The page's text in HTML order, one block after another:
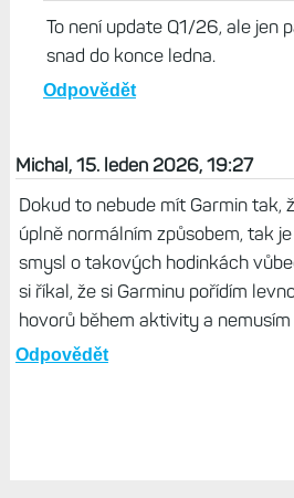
To není update Q1/26, ale jen
snad do konce ledna.
Odpovědět
Michal, 15. leden 2026, 19:27
Dokud to nebude mít Garmin tak,
úplně normálním způsobem, tak
smysl o takových hodinkách
si říkal, že si Garminu pořídím
hovorů během aktivity a
Odpovědět